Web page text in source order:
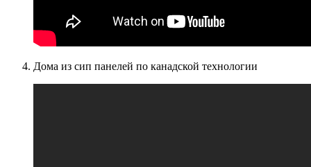
Дома из сип панелей по канадской технологии